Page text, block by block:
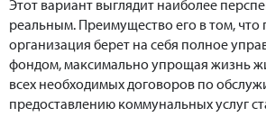
Этот вариант выглядит наиболее
реальным. Преимущество его в том, что
организация берет на себя полное
фондом, максимально упрощая жизнь
всех необходимых договоров по
предоставлению коммунальных услуг